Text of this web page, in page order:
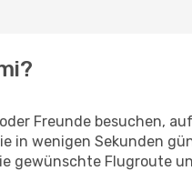
Freunde besuchen,
in wenigen Sekunden
gewünschte Flugroute